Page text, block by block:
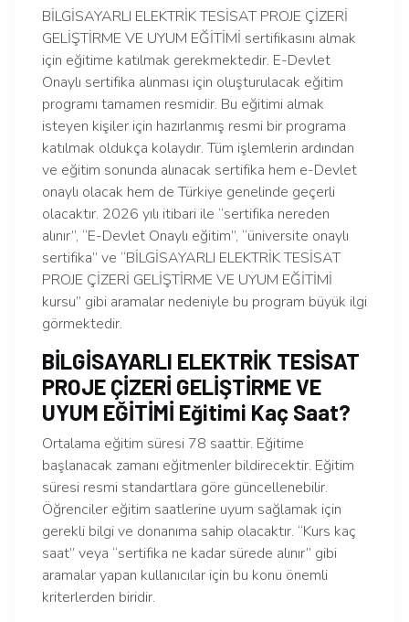
BİLGİSAYARLI ELEKTRİK TESİSAT PROJE ÇİZERİ
GELİŞTİRME VE UYUM EĞİTİMİ sertifikasını almak
için eğitime katılmak gerekmektedir. E-Devlet
Onaylı sertifika alınması için oluşturulacak eğitim
programı tamamen resmidir. Bu eğitimi almak
isteyen kişiler için hazırlanmış resmi bir programa
katılmak oldukça kolaydır. Tüm işlemlerin ardından
ve eğitim sonunda alınacak sertifika hem e-Devlet
onaylı olacak hem de Türkiye genelinde geçerli
olacaktır. 2026 yılı itibari ile “sertifika nereden
alınır”, “E-Devlet Onaylı eğitim”, “üniversite onaylı
sertifika” ve “BİLGİSAYARLI ELEKTRİK TESİSAT
PROJE ÇİZERİ GELİŞTİRME VE UYUM EĞİTİMİ
kursu” gibi aramalar nedeniyle bu program büyük ilgi
görmektedir.
BİLGİSAYARLI ELEKTRİK TESİSAT
PROJE ÇİZERİ GELİŞTİRME VE
UYUM EĞİTİMİ Eğitimi Kaç Saat?
Ortalama eğitim süresi 78 saattir. Eğitime
başlanacak zamanı eğitmenler bildirecektir. Eğitim
süresi resmi standartlara göre güncellenebilir.
Öğrenciler eğitim saatlerine uyum sağlamak için
gerekli bilgi ve donanıma sahip olacaktır. “Kurs kaç
saat” veya “sertifika ne kadar sürede alınır” gibi
aramalar yapan kullanıcılar için bu konu önemli
kriterlerden biridir.